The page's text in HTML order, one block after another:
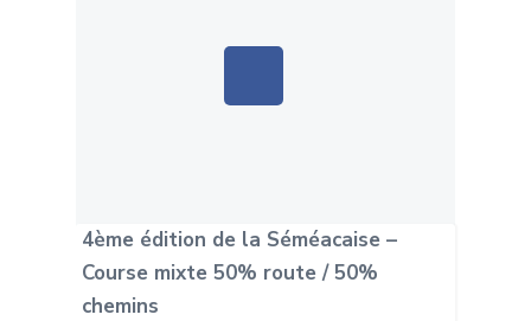
4ème édition de la Séméacaise –
Course mixte 50% route / 50%
chemins